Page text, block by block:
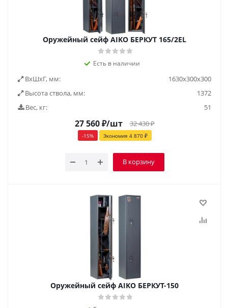
Оружейный сейф AIKO БЕРКУТ 165/2EL
Есть в наличии
ВxШxГ, мм:
1630x300x300
Высота ствола, мм:
1372
Вес, кг:
51
27 560₽/шт 32 430₽
-15% Экономия 4 870₽
В корзину
Оружейный сейф AIKO БЕРКУТ-150